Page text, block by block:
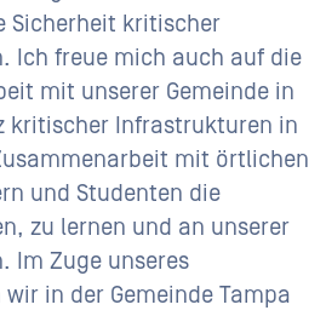
Sicherheit kritischer
Ich freue mich auch auf die
mit unserer Gemeinde in
kritischer Infrastrukturen in
mit örtlichen
und Studenten die
zu lernen und an unserer
Im Zuge unseres
in der Gemeinde Tampa